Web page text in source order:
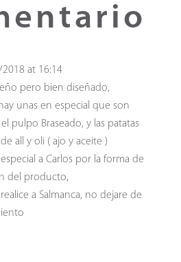
at 16:14
pero bien diseñado,
unas en especial que son
pulpo Braseado, y las patatas
all y oli ( ajo y aceite )
a Carlos por la forma de
del producto,
a Salmanca, no dejare de